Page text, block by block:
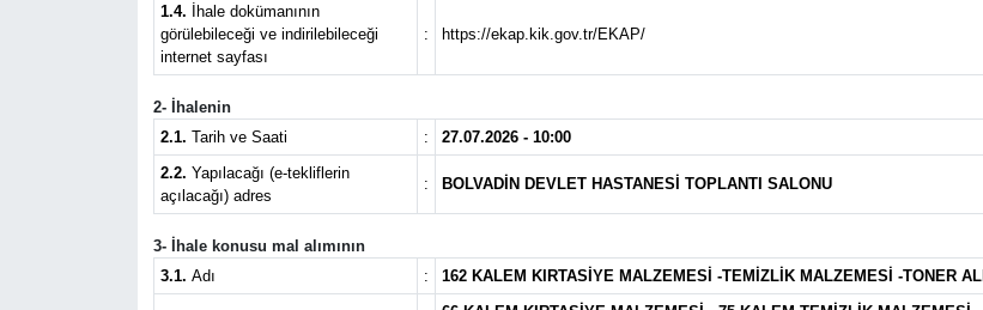
1.4. İhale dokümanının
görülebileceği ve indirilebileceği
internet sayfası
: https://ekap.kik.gov.tr/EKAP/
2- İhalenin
2.1. Tarih ve Saati :
27.07.2026 - 10:00
2.2. Yapılacağı (e-tekliflerin
açılacağı) adres
: BOLVADİN DEVLET HASTANESİ TOPLANTI SALONU
3- İhale konusu mal alımının
3.1. Adı : 162 KALEM KIRTASİYE MALZEMESİ -TEMİZLİK MALZEMESİ -TONER
11:11 MANŞET